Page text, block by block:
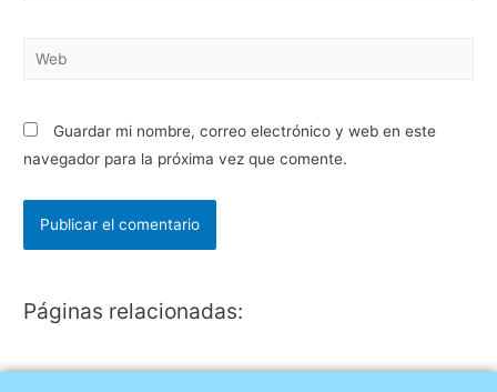
Guardar mi nombre, correo electrónico y web en este
navegador para la próxima vez que comente.
Páginas relacionadas: